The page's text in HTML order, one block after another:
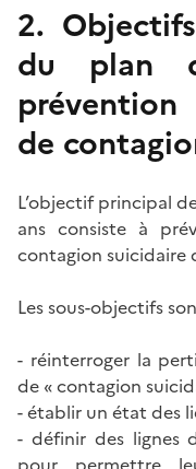
2.
du plan
de
L’objectif principal
ans consiste à
contagion suicidaire
Les sous-objectifs
- réinterroger la
de « contagion
- établir un état des
- définir des lignes